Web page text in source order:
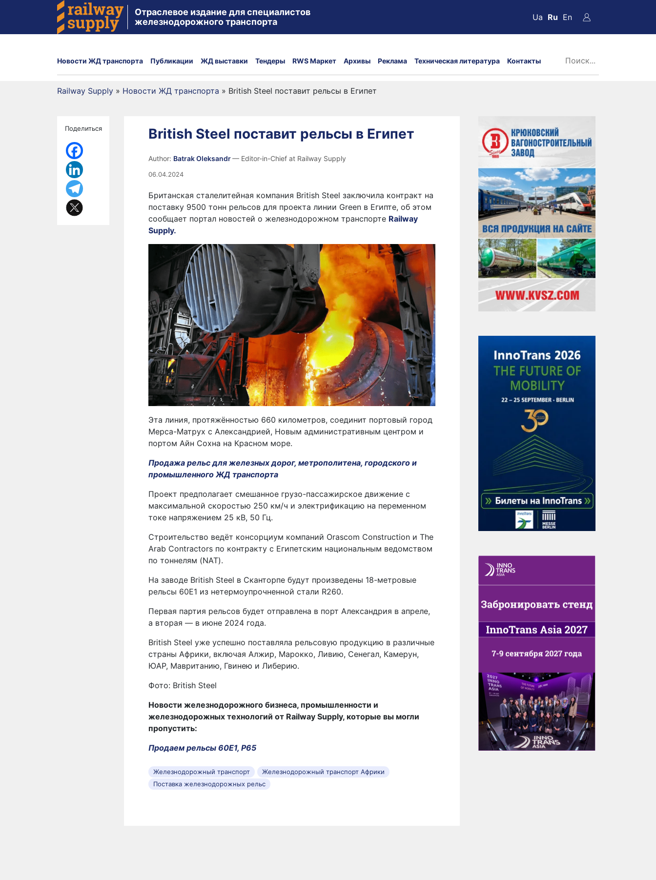
Отраслевое издание для специалистов
железнодорожного транспорта
Ua Ru En
Новости ЖД транспорта Публикации ЖД выставки Тендеры RWS Маркет Архивы Реклама Техническая литература Контакты
Railway Supply » Новости ЖД транспорта » British Steel поставит рельсы в Египет
Поделиться British Steel поставит рельсы в Египет
Author: Batrak Oleksandr— Editor-in-Chief at Railway Supply
06.04.2024
Британская сталелитейная компания British Steel заключила контракт на
поставку 9500 тонн рельсов для проекта линии Green в Египте, об этом
сообщает портал новостей о железнодорожном транспорте Railway
Supply.
Эта линия, протяжённостью 660 километров, соединит портовый город
Мерса-Матрух с Александрией, Новым административным центром и
портом Айн Сохна на Красном море.
Продажа рельс для железных дорог, метрополитена, городского и
промышленного ЖД транспорта
Проект предполагает смешанное грузо-пассажирское движение с
максимальной скоростью 250 км/ч и электрификацию на переменном
токе напряжением 25 кВ, 50 Гц.
Строительство ведёт консорциум компаний Orascom Construction и The
Arab Contractors по контракту с Египетским национальным ведомством
по тоннелям (NAT).
На заводе British Steel в Сканторпе будут произведены 18-метровые
рельсы 60E1 из нетермоупрочненной стали R260.
Первая партия рельсов будет отправлена в порт Александрия в апреле,
а вторая — в июне 2024 года.
British Steel уже успешно поставляла рельсовую продукцию в различные
страны Африки, включая Алжир, Марокко, Ливию, Сенегал, Камерун,
ЮАР, Мавританию, Гвинею и Либерию.
Фото: British Steel
Новости железнодорожного бизнеса, промышленности и
железнодорожных технологий от Railway Supply, которые вы могли
пропустить:
Продаем рельсы 60Е1, Р65
Железнодорожный транспорт
Железнодорожный транспорт Африки
Поставка железнодорожных рельс